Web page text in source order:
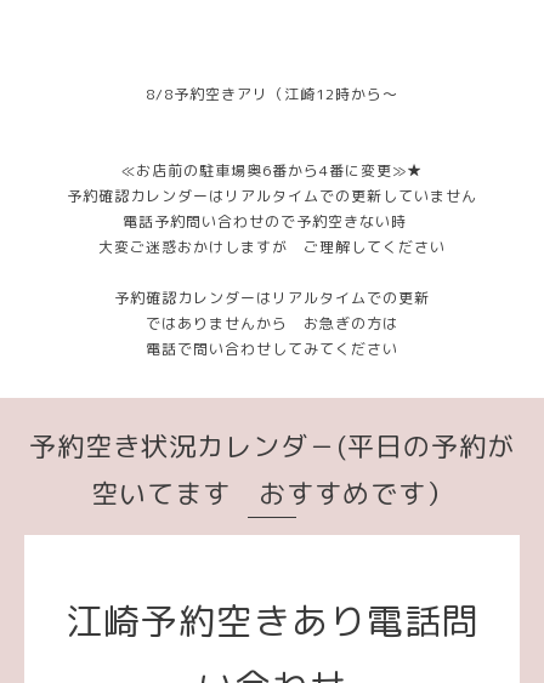
8/8予約空きアリ（江崎12時から～
≪お店前の駐車場奥6番から4番に変更≫★
予約確認カレンダーはリアルタイムでの更新していません
電話予約問い合わせので予約空きない時
大変ご迷惑おかけしますが ご理解してください
予約確認カレンダーはリアルタイムでの更新
ではありませんから お急ぎの方は
電話で問い合わせしてみてください
予約空き状況カレンダ－(平日の予約が
空いてます おすすめです）
江崎予約空きあり電話問